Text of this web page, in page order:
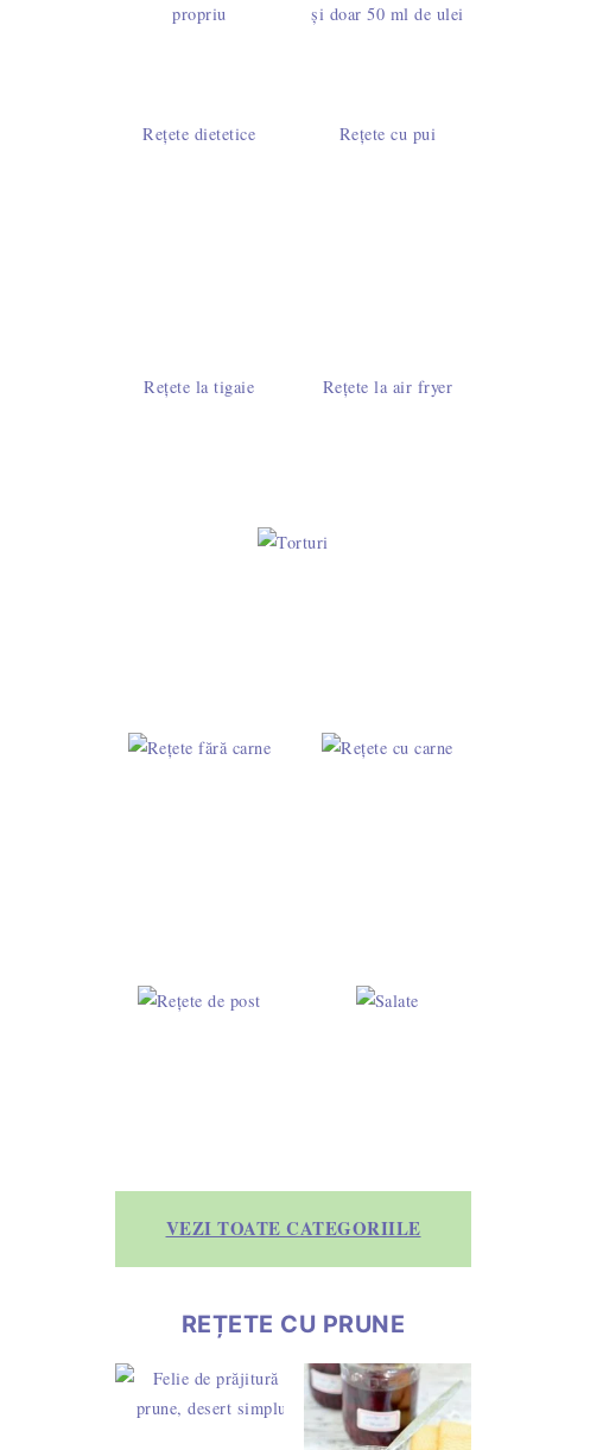
propriu
și doar 50 ml de ulei
Rețete dietetice Rețete cu pui
Rețete la tigaie Rețete la air fryer
VEZI TOATE CATEGORIILE
REȚETE CU PRUNE